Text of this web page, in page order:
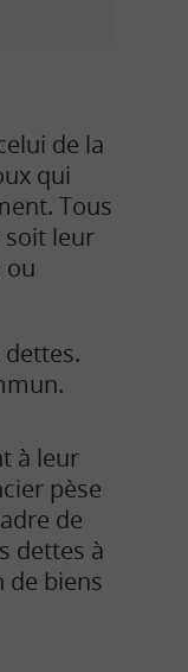
de la
qui
Tous
soit leur
ou
à leur
pèse
de
dettes à
de biens